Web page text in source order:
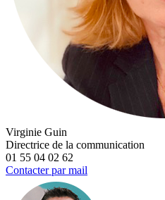
Virginie Guin
Directrice de la communication
01 55 04 02 62
Contacter par mail